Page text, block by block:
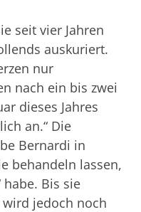
seit vier Jahren
auskuriert.
nur
nach ein bis zwei
dieses Jahres
an.“ Die
Bernardi in
behandeln lassen,
habe. Bis sie
jedoch noch